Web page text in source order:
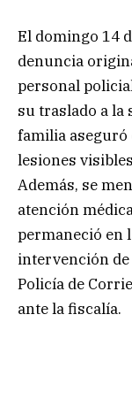
El domingo 14
denuncia
personal
su traslado a la
familia
lesiones
Además, se
atención
permaneció en
intervención
Policía de
ante la fiscalía.